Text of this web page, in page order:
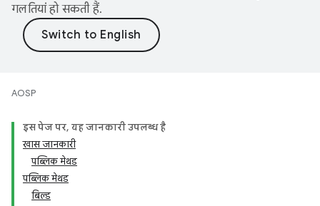
गलतियां हो सकती हैं.
AOSP
इस पेज पर, यह जानकारी उपलब्ध है
खास जानकारी
पब्लिक मेथड
पब्लिक मेथड
बिल्ड